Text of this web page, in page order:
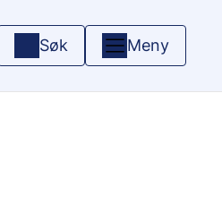
Søk Meny